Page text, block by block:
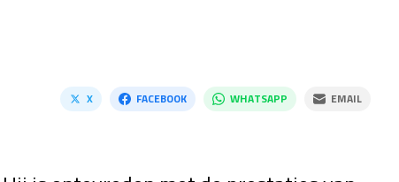
X FACEBOOK WHATSAPP EMAIL